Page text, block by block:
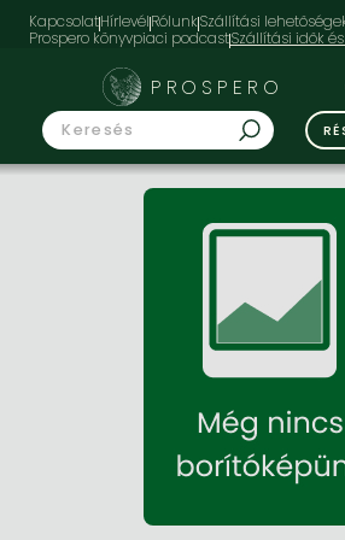
KapcsolatHírlevélRólunkSzállítási
Prospero könyvpiaci podcast
PROSPERO